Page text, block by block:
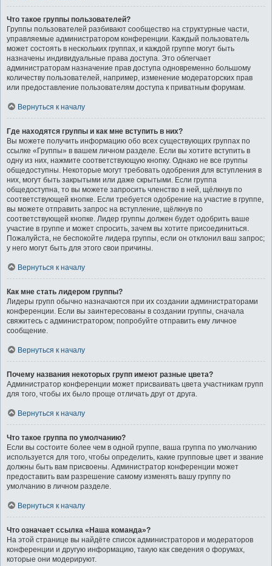
Что такое группы пользователей?
Группы пользователей разбивают сообщество на структурные части,
управляемые администратором конференции. Каждый пользователь
может состоять в нескольких группах, и каждой группе могут быть
назначены индивидуальные права доступа. Это облегчает
администраторам назначение прав доступа одновременно большому
количеству пользователей, например, изменение модераторских прав
или предоставление пользователям доступа к приватным форумам.
Вернуться к началу
Где находятся группы и как мне вступить в них?
Вы можете получить информацию обо всех существующих группах по
ссылке «Группы» в вашем личном разделе. Если вы хотите вступить в
одну из них, нажмите соответствующую кнопку. Однако не все группы
общедоступны. Некоторые могут требовать одобрения для вступления в
них, могут быть закрытыми или даже скрытыми. Если группа
общедоступна, то вы можете запросить членство в ней, щёлкнув по
соответствующей кнопке. Если требуется одобрение на участие в группе,
вы можете отправить запрос на вступление, щёлкнув по
соответствующей кнопке. Лидер группы должен будет одобрить ваше
участие в группе и может спросить, зачем вы хотите присоединиться.
Пожалуйста, не беспокойте лидера группы, если он отклонил ваш запрос;
у него могут быть для этого свои причины.
Вернуться к началу
Как мне стать лидером группы?
Лидеры групп обычно назначаются при их создании администраторами
конференции. Если вы заинтересованы в создании группы, сначала
свяжитесь с администратором; попробуйте отправить ему личное
сообщение.
Вернуться к началу
Почему названия некоторых групп имеют разные цвета?
Администратор конференции может присваивать цвета участникам групп
для того, чтобы их было проще отличать друг от друга.
Вернуться к началу
Что такое группа по умолчанию?
Если вы состоите более чем в одной группе, ваша группа по умолчанию
используется для того, чтобы определить, какие групповые цвет и звание
должны быть вам присвоены. Администратор конференции может
предоставить вам разрешение самому изменять вашу группу по
умолчанию в личном разделе.
Вернуться к началу
Что означает ссылка «Наша команда»?
На этой странице вы найдёте список администраторов и модераторов
конференции и другую информацию, такую как сведения о форумах,
которые они модерируют.